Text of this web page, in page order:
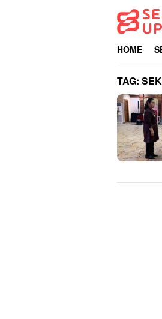
HOME
TAG: